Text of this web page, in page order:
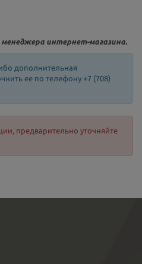
интернет-магазина.
дополнительная
ее по телефону +7 (708)
предварительно уточняйте